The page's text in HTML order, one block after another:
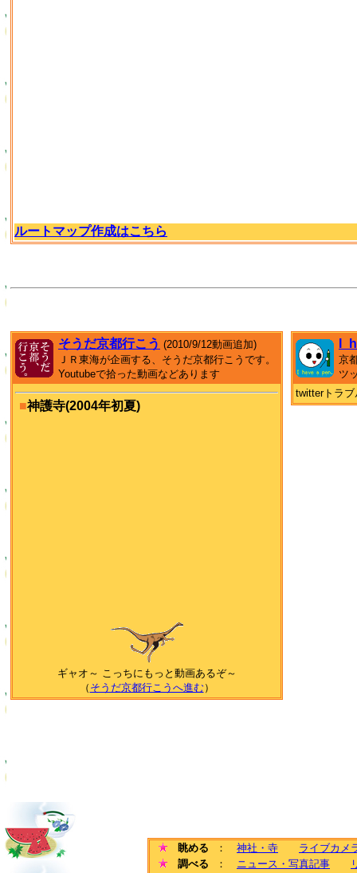
ルートマップ作成はこちら
そうだ京都行こう (2010/9/12動画追加)
ＪＲ東海が企画する、そうだ京都行こうです。
Youtubeで拾った動画などあります
■神護寺(2004年初夏)
ギャオ～ こっちにもっと動画あるぞ～
（ そうだ京都行こうへ進む）
京
ツ
twitterトラ
眺める ： 神社・寺
ライブカメ
調べる
： ニュース・写真記事